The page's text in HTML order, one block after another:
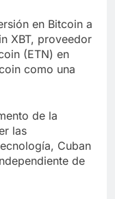
en Bitcoin a
XBT, proveedor
(ETN) en
como una
de la
las
Cuban
de